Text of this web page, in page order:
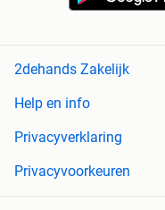
2dehands Zakelijk
Help en info
Privacyverklaring
Privacyvoorkeuren